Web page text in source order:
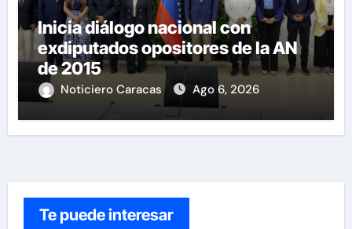
Inicia diálogo nacional con
exdiputados opositores de la AN
de 2015
Noticiero Caracas Ago 6, 2026
Te puede interesar